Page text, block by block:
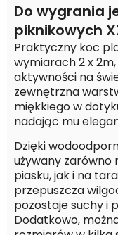
Do wygrania
piknikowych
Praktyczny koc
wymiarach 2 x
aktywności na
zewnętrzna
miękkiego w
nadając mu
Dzięki
używany zarówno
piasku, jak i na
przepuszcza
pozostaje suchy i
Dodatkowo,